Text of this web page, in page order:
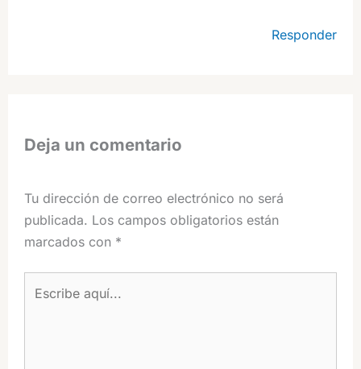
Responder
Deja un comentario
Tu dirección de correo electrónico no será
publicada. Los campos obligatorios están
marcados con *
aquí...